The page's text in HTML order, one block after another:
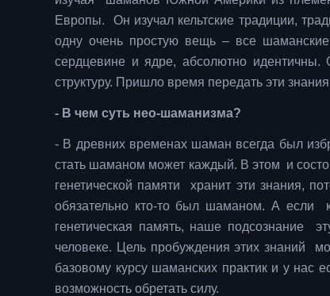
Европы. Он изучал кельтские традиции,
одну очень простую вещь – все
сердцевине и ядре, абсолютно
структуру. Пришло время передать эти
- В чем суть нео-шаманизма?
- В древних временах шаман всегда был
стать шаманом может каждый. В этом и
генетической памяти хранит эти знания,
обязательно кто-то был шаманом. А если
генетическая память, наше подсознание
человеке. Цель пробуждения этих знаний
базовому курсу шаманских практик и у нас
возможность обретать силу.